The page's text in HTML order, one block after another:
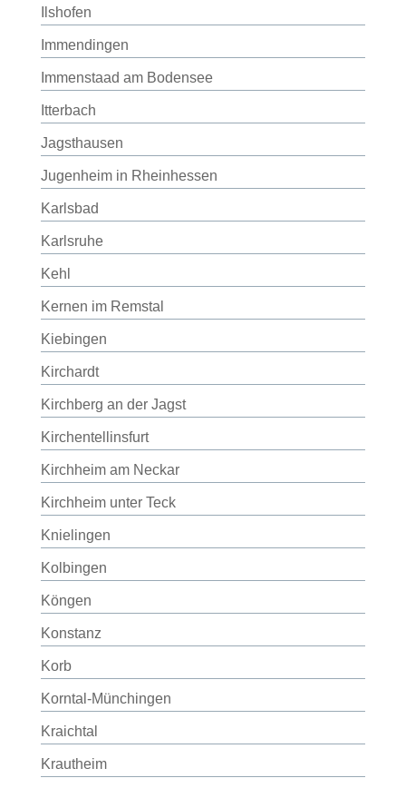
Ilshofen
Immendingen
Immenstaad am Bodensee
Itterbach
Jagsthausen
Jugenheim in Rheinhessen
Karlsbad
Karlsruhe
Kehl
Kernen im Remstal
Kiebingen
Kirchardt
Kirchberg an der Jagst
Kirchentellinsfurt
Kirchheim am Neckar
Kirchheim unter Teck
Knielingen
Kolbingen
Köngen
Konstanz
Korb
Korntal-Münchingen
Kraichtal
Krautheim